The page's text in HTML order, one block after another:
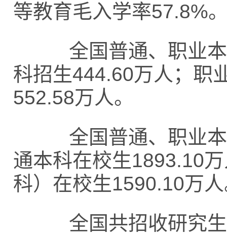
等教育毛入学率57.8%
全国普通、职业本
科招生444.60万人；职
552.58万人。
全国普通、职业本
通本科在校生1893.10
科）在校生1590.10万
全国共招收研究生